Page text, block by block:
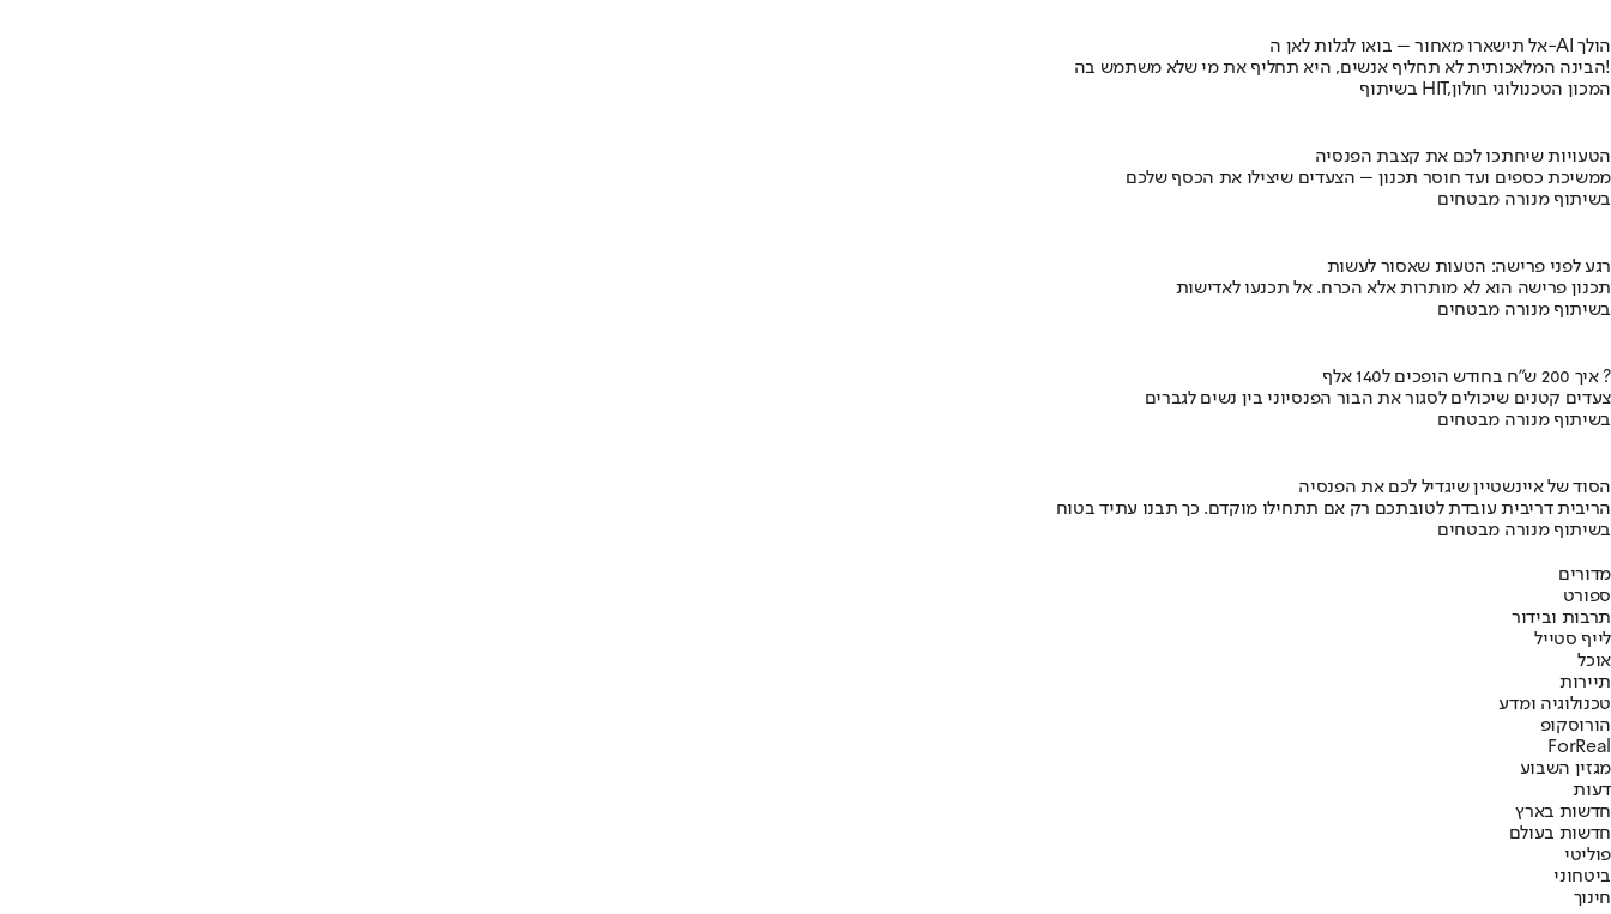
אל תישארו מאחור – בואו לגלות לאן ה-AI הולך
הבינה המלאכותית לא תחליף אנשים, היא תחליף את מי שלא משתמש בה!
בשיתוף HIT,המכון הטכנולוגי חולון
הטעויות שיחתכו לכם את קצבת הפנסיה
ממשיכת כספים ועד חוסר תכנון – הצעדים שיצילו את הכסף שלכם
בשיתוף מנורה מבטחים
רגע לפני פרישה: הטעות שאסור לעשות
תכנון פרישה הוא לא מותרות אלא הכרח. אל תכנעו לאדישות
בשיתוף מנורה מבטחים
איך 200 ש"ח בחודש הופכים ל140 אלף ?
צעדים קטנים שיכולים לסגור את הבור הפנסיוני בין נשים לגברים
בשיתוף מנורה מבטחים
הסוד של איינשטיין שיגדיל לכם את הפנסיה
הריבית דריבית עובדת לטובתכם רק אם תתחילו מוקדם. כך תבנו עתיד בטוח
בשיתוף מנורה מבטחים
מדורים
ספורט
תרבות ובידור
לייף סטייל
אוכל
תיירות
טכנולוגיה ומדע
הורוסקופ
ForReal
מגזין השבוע
דעות
חדשות בארץ
חדשות בעולם
פוליטי
ביטחוני
חינוך